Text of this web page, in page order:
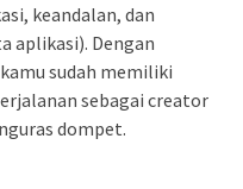
keandalan, dan
aplikasi). Dengan
sudah memiliki
sebagai creator
dompet.